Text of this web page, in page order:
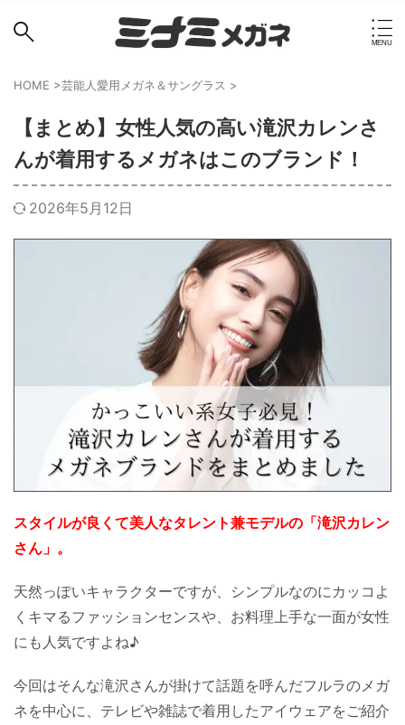
HOME >芸能人愛用メガネ＆サングラス >
【まとめ】女性人気の高い滝沢カレンさ
んが着用するメガネはこのブランド！
2026年5月12日
スタイルが良くて美人なタレント兼モデルの「滝沢カレン
さん」。
天然っぽいキャラクターですが、シンプルなのにカッコよ
くキマるファッションセンスや、お料理上手な一面が女性
にも人気ですよね♪
今回はそんな滝沢さんが掛けて話題を呼んだフルラのメガ
ネを中心に、テレビや雑誌で着用したアイウェアをご紹介